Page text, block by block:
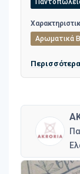
Αρωματικά
Περισσότερα